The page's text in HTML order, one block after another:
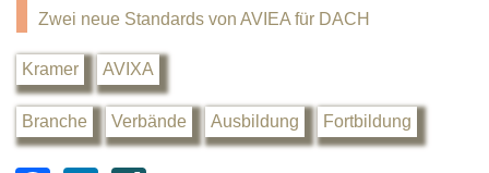
Zwei neue Standards von AVIEA für DACH
Kramer AVIXA
Branche Verbände Ausbildung Fortbildung